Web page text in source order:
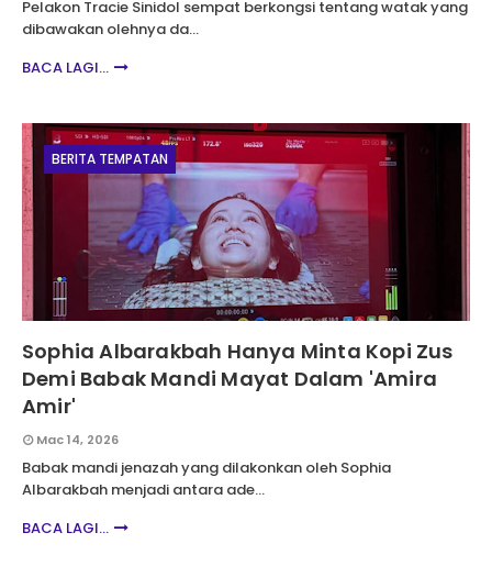
Pelakon Tracie Sinidol sempat berkongsi tentang watak yang
dibawakan olehnya da…
BACA LAGI...
BERITA TEMPATAN
Sophia Albarakbah Hanya Minta Kopi Zus
Demi Babak Mandi Mayat Dalam 'Amira
Amir'
Mac 14, 2026
Babak mandi jenazah yang dilakonkan oleh Sophia
Albarakbah menjadi antara ade…
BACA LAGI...